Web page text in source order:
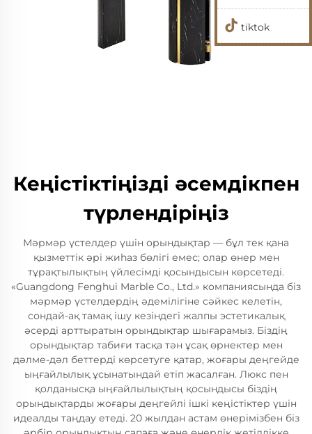
Кеңістіктіңізді әсемдікпен
түрлендіріңіз
Мәрмәр үстелдер үшін орындықтар — бұл тек қана
қызметтік әрі жиһаз бөлігі емес; олар өнер мен
тұрақтылықтың үйлесімді қосындысын көрсетеді.
«Guangdong Fenghui Marble Co., Ltd.» компаниясында біз
мәрмәр үстелдердің әдемілігіне сәйкес келетін,
сондай-ақ тамақ ішу кезіндегі жалпы эстетикалық
әсерді арттыратын орындықтар шығарамыз. Біздің
орындықтар табиғи тасқа тән ұсақ өрнектер мен
дәлме-дәл беттерді көрсетуге қатар, жоғары деңгейде
ыңғайлылық ұсынатындай етіп жасалған. Люкс пен
қолданысқа ыңғайлылықтың қосындысы біздің
орындықтарды жоғары деңгейлі ішкі кеңістіктер үшін
идеалды таңдау етеді. 20 жылдан астам өнерімізбен біз
tiktok